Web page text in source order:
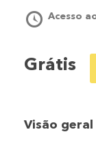
Acesso
Grátis
Visão